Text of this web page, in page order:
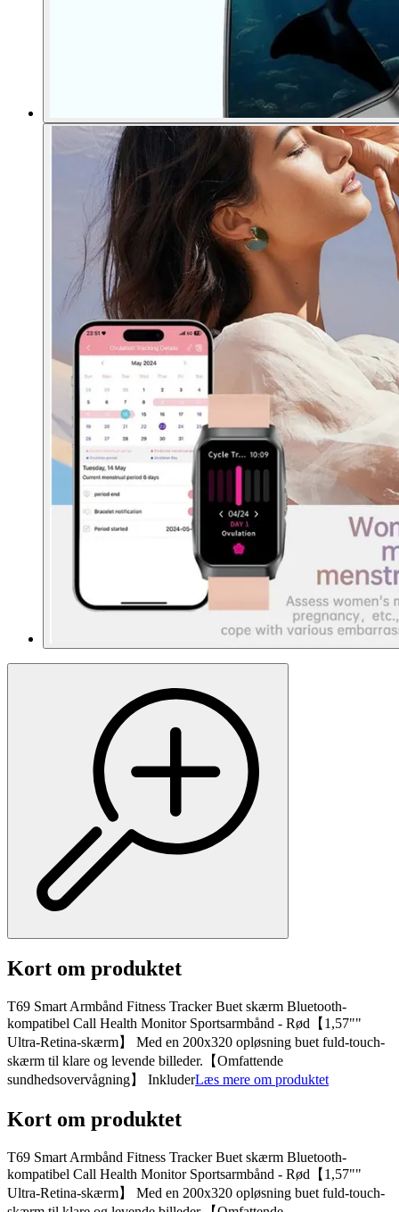
Kort om produktet
T69 Smart Armbånd Fitness Tracker Buet skærm Bluetooth-
kompatibel Call Health Monitor Sportsarmbånd - Rød【1,57""
Ultra-Retina-skærm】 Med en 200x320 opløsning buet fuld-touch-
skærm til klare og levende billeder.【Omfattende
sundhedsovervågning】 InkluderLæs mere om produktet
Kort om produktet
T69 Smart Armbånd Fitness Tracker Buet skærm Bluetooth-
kompatibel Call Health Monitor Sportsarmbånd - Rød【1,57""
Ultra-Retina-skærm】 Med en 200x320 opløsning buet fuld-touch-